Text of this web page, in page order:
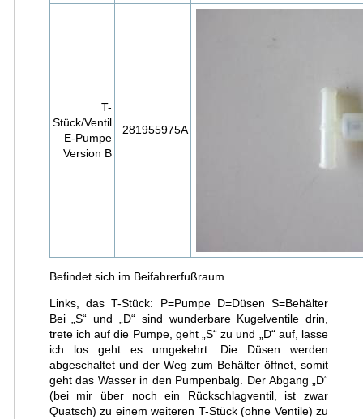
T-
Stück/Ventil
E-Pumpe
Version B
281955975A
Befindet sich im Beifahrerfußraum
Links, das T-Stück: P=Pumpe D=Düsen S=Behälter
Bei „S“ und „D“ sind wunderbare Kugelventile drin,
trete ich auf die Pumpe, geht „S“ zu und „D“ auf, lasse
ich los geht es umgekehrt. Die Düsen werden
abgeschaltet und der Weg zum Behälter öffnet, somit
geht das Wasser in den Pumpenbalg. Der Abgang „D“
(bei mir über noch ein Rückschlagventil, ist zwar
Quatsch) zu einem weiteren T-Stück (ohne Ventile) zu